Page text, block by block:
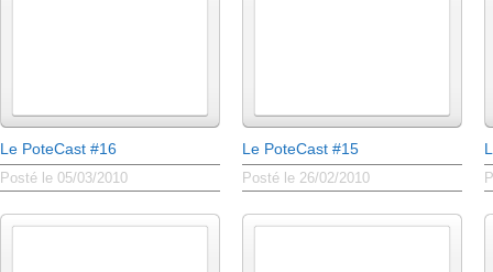
Le PoteCast #16
Posté le 05/03/2010
Le PoteCast #15
Posté le 26/02/2010